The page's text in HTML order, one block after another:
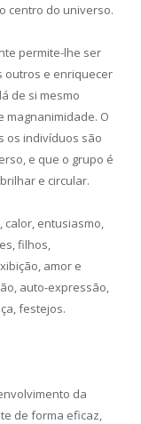
centro do universo.
permite-lhe ser
outros e enriquecer
de si mesmo
magnanimidade. O
os indivíduos são
e que o grupo é
e circular.
calor, entusiasmo,
filhos,
amor e
auto-expressão,
festejos.
da
de forma eficaz,